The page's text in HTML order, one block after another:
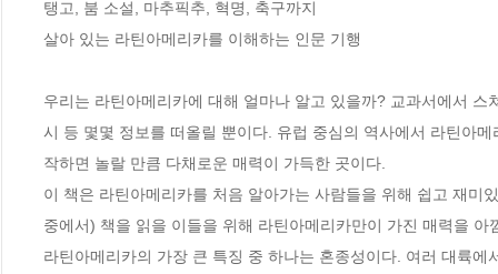
탱고, 붐 소설, 마추픽추, 혁명, 축구까지
살아 있는 라틴아메리카를 이해하는 인문 기행
우리는 라틴아메리카에 대해 얼마나 알고 있을까? 교과서에서
시 등 몇몇 정보를 떠올릴 뿐이다. 유럽 중심의 역사에서 라틴아
작하면 놀랄 만큼 다채로운 매력이 가득한 곳이다.
이 책은 라틴아메리카를 처음 알아가는 사람들을 위해 쉽고 재미
중에서) 책을 읽을 이들을 위해 라틴아메리카만이 가진 매력을
라틴아메리카의 가장 큰 특징 중 하나는 혼종성이다. 여러 대륙